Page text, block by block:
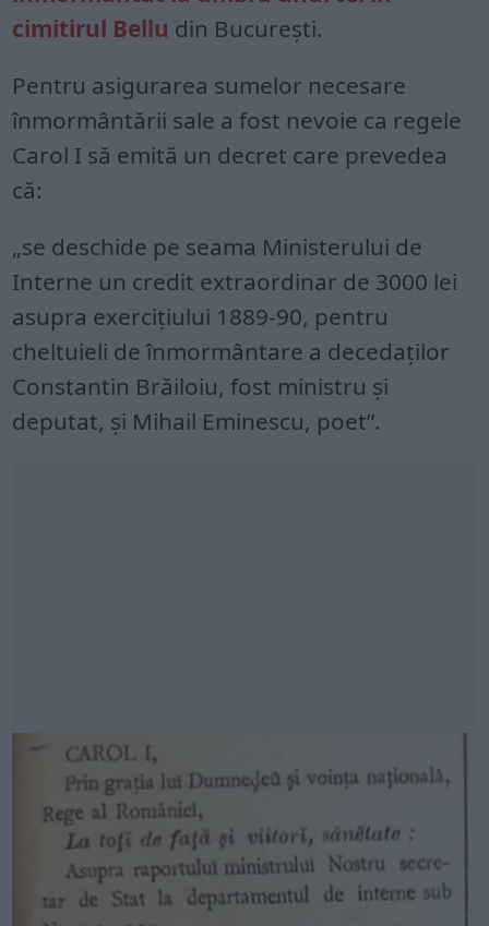
cimitirul Bellu din București.
Pentru asigurarea sumelor necesare
înmormântării sale a fost nevoie ca regele
Carol I să emită un decret care prevedea
că:
„se deschide pe seama Ministerului de
Interne un credit extraordinar de 3000 lei
asupra exercițiului 1889-90, pentru
cheltuieli de înmormântare a decedaților
Constantin Brăiloiu, fost ministru și
deputat, și Mihail Eminescu, poet”.